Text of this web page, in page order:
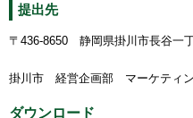
提出先
〒436-8650 静岡県掛川市長谷一
掛川市 経営企画部 マーケティ
ダウンロード